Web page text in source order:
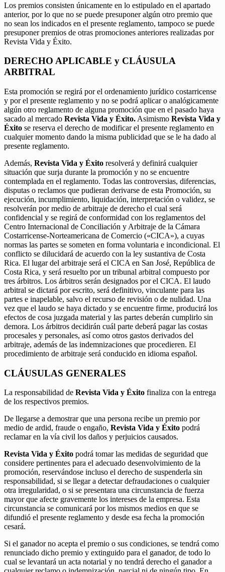
Los premios consisten únicamente en lo estipulado en el apartado
anterior, por lo que no se puede presuponer algún otro premio que
no sean los indicados en el presente reglamento, tampoco se puede
presuponer premios de otras promociones anteriores realizadas por
Revista Vida y Éxito.
DERECHO APLICABLE y CLÁUSULA
ARBITRAL
Esta promoción se regirá por el ordenamiento jurídico costarricense
y por el presente reglamento y no se podrá aplicar o analógicamente
algún otro reglamento de alguna promoción que en el pasado haya
sacado al mercado Revista Vida y Éxito. Asimismo Revista Vida y
Éxito se reserva el derecho de modificar el presente reglamento en
cualquier momento dando la misma publicidad que se le ha dado al
presente reglamento.
Además, Revista Vida y Éxito resolverá y definirá cualquier
situación que surja durante la promoción y no se encuentre
contemplada en el reglamento. Todas las controversias, diferencias,
disputas o reclamos que pudieran derivarse de esta Promoción, su
ejecución, incumplimiento, liquidación, interpretación o validez, se
resolverán por medio de arbitraje de derecho el cual será
confidencial y se regirá de conformidad con los reglamentos del
Centro Internacional de Conciliación y Arbitraje de la Cámara
Costarricense-Norteamericana de Comercio («CICA»), a cuyas
normas las partes se someten en forma voluntaria e incondicional. El
conflicto se dilucidará de acuerdo con la ley sustantiva de Costa
Rica. El lugar del arbitraje será el CICA en San José, República de
Costa Rica, y será resuelto por un tribunal arbitral compuesto por
tres árbitros. Los árbitros serán designados por el CICA. El laudo
arbitral se dictará por escrito, será definitivo, vinculante para las
partes e inapelable, salvo el recurso de revisión o de nulidad. Una
vez que el laudo se haya dictado y se encuentre firme, producirá los
efectos de cosa juzgada material y las partes deberán cumplirlo sin
demora. Los árbitros decidirán cuál parte deberá pagar las costas
procesales y personales, así como otros gastos derivados del
arbitraje, además de las indemnizaciones que procedieren. El
procedimiento de arbitraje será conducido en idioma español.
CLÁUSULAS GENERALES
La responsabilidad de Revista Vida y Éxito finaliza con la entrega
de los respectivos premios.
De llegarse a demostrar que una persona recibe un premio por
medio de ardid, fraude o engaño, Revista Vida y Éxito podrá
reclamar en la vía civil los daños y perjuicios causados.
Revista Vida y Éxito podrá tomar las medidas de seguridad que
considere pertinentes para el adecuado desenvolvimiento de la
promoción, reservándose incluso el derecho de suspenderla sin
responsabilidad, si se llegar a detectar defraudaciones o cualquier
otra irregularidad, o si se presentara una circunstancia de fuerza
mayor que afecte gravemente los intereses de la empresa. Esta
circunstancia se comunicará por los mismos medios en que se
difundió el presente reglamento y desde esa fecha la promoción
cesará.
Si el ganador no acepta el premio o sus condiciones, se tendrá como
renunciado dicho premio y extinguido para el ganador, de todo lo
cual se levantará un acta notarial y no tendrá derecho el ganador a